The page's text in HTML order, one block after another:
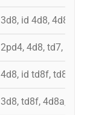
3d8, id 4d8, 4d8, id
2pd4, 4d8, td7, 3d8,
4d8, id td8f, td8f,
3d8, td8f, 4d8a,